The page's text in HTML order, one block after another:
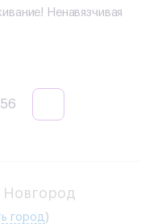
Ненавязчивая
Новгород
город )